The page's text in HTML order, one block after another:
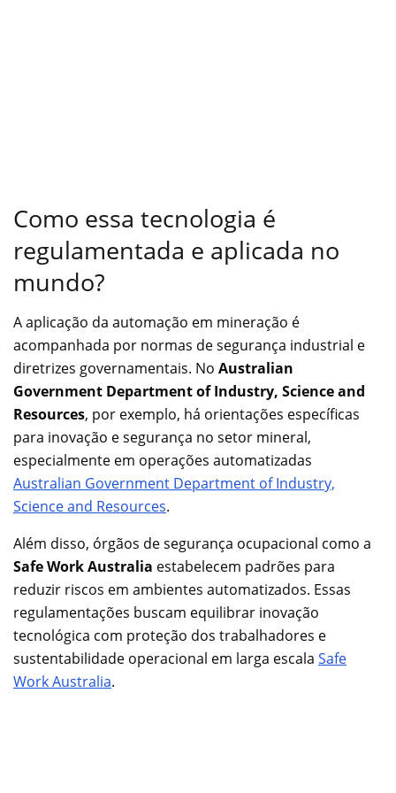
Como essa tecnologia é
regulamentada e aplicada no
mundo?
A aplicação da automação em mineração é
acompanhada por normas de segurança industrial e
diretrizes governamentais. No Australian
Government Department of Industry, Science and
Resources, por exemplo, há orientações específicas
para inovação e segurança no setor mineral,
especialmente em operações automatizadas
Australian Government Department of Industry,
Science and Resources.
Além disso, órgãos de segurança ocupacional como a
Safe Work Australia estabelecem padrões para
reduzir riscos em ambientes automatizados. Essas
regulamentações buscam equilibrar inovação
tecnológica com proteção dos trabalhadores e
sustentabilidade operacional em larga escala Safe
Work Australia.